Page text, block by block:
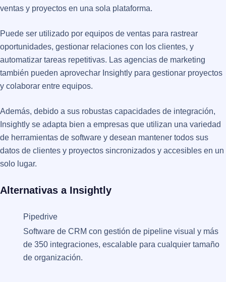
ventas y proyectos en una sola plataforma.
Puede ser utilizado por equipos de ventas para rastrear
oportunidades, gestionar relaciones con los clientes, y
automatizar tareas repetitivas. Las agencias de marketing
también pueden aprovechar Insightly para gestionar proyectos
y colaborar entre equipos.
Además, debido a sus robustas capacidades de integración,
Insightly se adapta bien a empresas que utilizan una variedad
de herramientas de software y desean mantener todos sus
datos de clientes y proyectos sincronizados y accesibles en un
solo lugar.
Alternativas a Insightly
Pipedrive
Software de CRM con gestión de pipeline visual y más
de 350 integraciones, escalable para cualquier tamaño
de organización.